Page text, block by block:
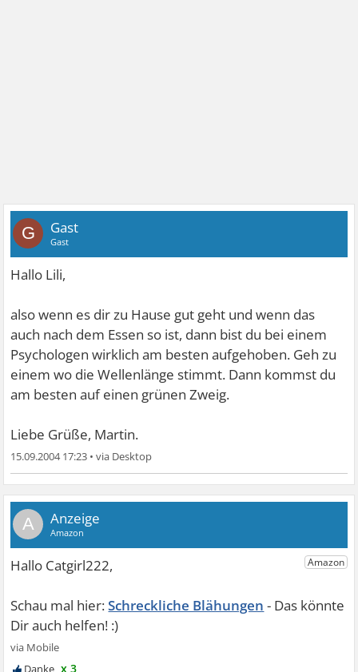
G Gast
Gast
Hallo Lili,
also wenn es dir zu Hause gut geht und wenn das
auch nach dem Essen so ist, dann bist du bei einem
Psychologen wirklich am besten aufgehoben. Geh zu
einem wo die Wellenlänge stimmt. Dann kommst du
am besten auf einen grünen Zweig.
Liebe Grüße, Martin.
15.09.2004 17:23 •
A
Schreckliche Blähungen
x 3